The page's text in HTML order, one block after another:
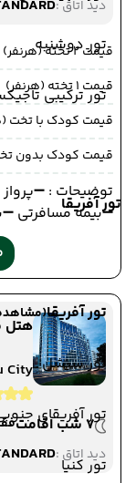
تور دوشنبه
تور ترکیبی
تور آفریقا
تور آفریقا
تور سیشل
تور آفریقای
تور کنیا
دید اتاق :
قیمت 2 تخته (هرنفر)
قیمت 1 تخته (هرنفر)
قیمت کودک با تخت
قیمت کودک بدون
توضیحات :
➖بیمه مسافرتی
هتل
City
7 شب اقامت
دید اتاق :